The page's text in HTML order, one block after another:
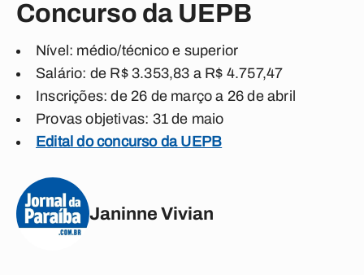
Concurso da UEPB
Nível: médio/técnico e superior
Salário: de R$ 3.353,83 a R$ 4.757,47
Inscrições: de 26 de março a 26 de abril
Provas objetivas: 31 de maio
Edital do concurso da UEPB
Janinne Vivian